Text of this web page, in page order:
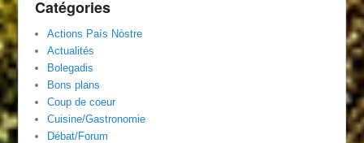
Catégories
Actions País Nòstre
Actualités
Bolegadis
Bons plans
Coup de coeur
Cuisine/Gastronomie
Débat/Forum